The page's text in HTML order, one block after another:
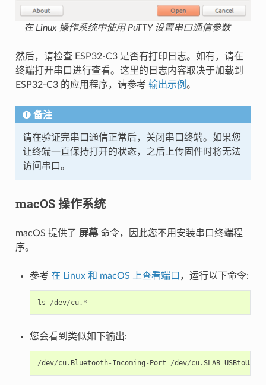
在 Linux 操作系统中使用 PuTTY 设置串口通信参数
然后，请检查 ESP32-C3 是否有打印日志。如有，请在
终端打开串口进行查看。这里的日志内容取决于加载到
ESP32-C3 的应用程序，请参考 输出示例 。
备注
请在验证完串口通信正常后，关闭串口终端。如果您
让终端一直保持打开的状态，之后上传固件时将无法
访问串口。
macOS 操作系统
macOS 提供了 屏幕命令，因此您不用安装串口终端程
序。
参考 在 Linux 和 macOS 上查看端口 ，运行以下命令:
ls /dev/cu.*
您会看到类似如下输出:
/dev/cu. Bluetooth- Incoming - Port /dev/cu.SLAB_USBtoUART